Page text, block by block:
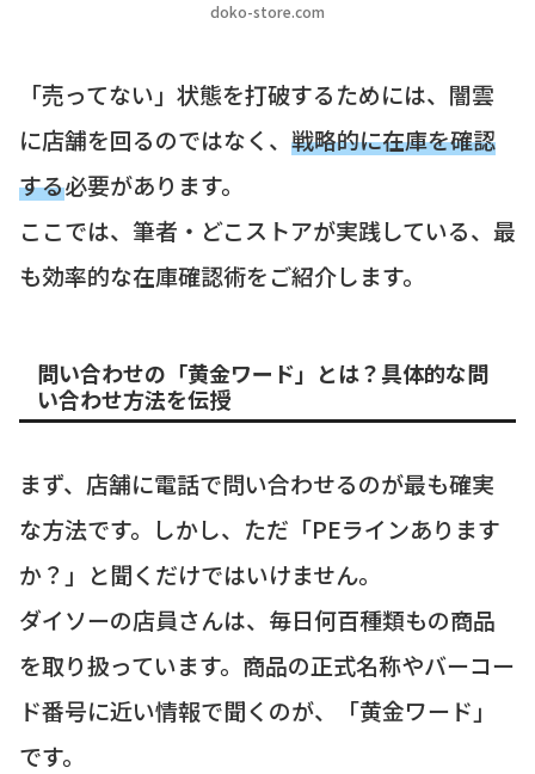
doko-store.com
「売ってない」状態を打破するためには、闇雲
に店舗を回るのではなく、 戦略的に在庫を確認
する必要があります。
ここでは、筆者・どこストアが実践している、最
も効率的な在庫確認術をご紹介します。
問い合わせの「黄金ワード」とは？具体的な問
い合わせ方法を伝授
まず、店舗に電話で問い合わせるのが最も確実
な方法です。しかし、ただ「PEラインあります
か？」と聞くだけではいけません。
ダイソーの店員さんは、毎日何百種類もの商品
を取り扱っています。商品の正式名称やバーコー
ド番号に近い情報で聞くのが、「黄金ワード」
です。